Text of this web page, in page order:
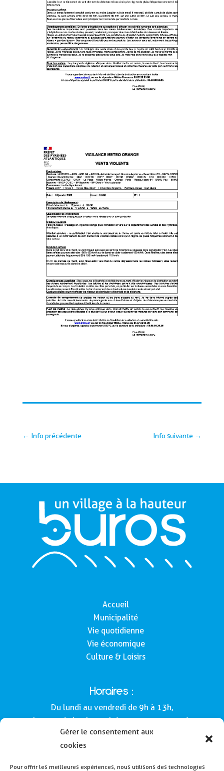
Gérer le consentement aux
cookies
Pour offrir les meilleures expériences, nous utilisons des technologies
← Info précédente Info suivante →
Accueil
Municipalité
Vie quotidienne
Vie économique
Culture & Loisirs
Horaires :
Du lundi au vendredi de 9h à 13h,